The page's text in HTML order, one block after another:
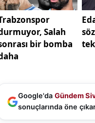
Google'da Gündem
sonuçlarında öne